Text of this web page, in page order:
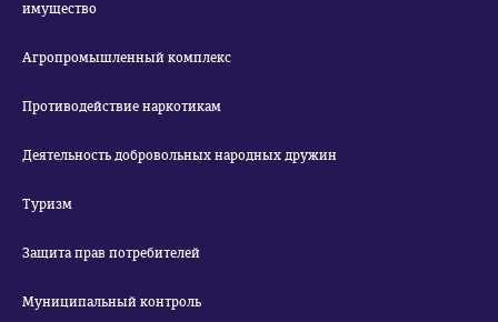
имущество
Агропромышленный комплекс
Противодействие наркотикам
Деятельность добровольных народных дружин
Туризм
Защита прав потребителей
Муниципальный контроль